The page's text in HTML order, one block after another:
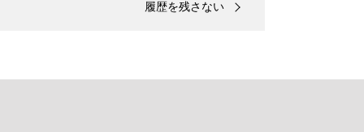
履歴を残さない